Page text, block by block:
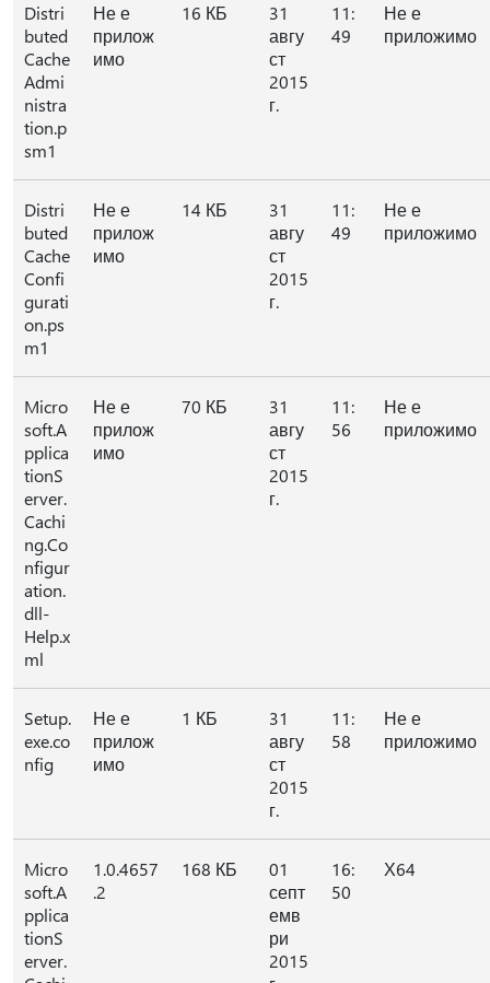
Distri
buted
Cache
Admi
nistra
tion.p
sm1
Не е
прилож
имо
16 КБ
31
авгу
ст
2015
г.
11:
49
Не е
приложимо
Distri
buted
Cache
Confi
gurati
on.ps
m1
Не е
прилож
имо
14 КБ
31
авгу
ст
2015
г.
11:
49
Не е
приложимо
Micro
soft.A
pplica
tionS
erver.
Cachi
ng.Co
nfigur
ation.
dll-
Help.x
ml
Не е
прилож
имо
70 КБ
31
авгу
ст
2015
г.
11:
56
Не е
приложимо
Setup.
exe.co
nfig
Не е
прилож
имо
1 КБ
31
авгу
ст
2015
г.
11:
58
Не е
приложимо
Micro
soft.A
pplica
tionS
erver.
1.0.4657
.2
168 КБ
01
септ
емв
ри
2015
16:
50
Х64